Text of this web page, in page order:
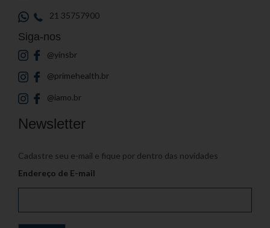
21 35757900
Siga-nos
@yinsbr
@primehealth.br
@iamo.br
Newsletter
Cadastre seu e-mail e fique por dentro das novidades
Endereço de E-mail